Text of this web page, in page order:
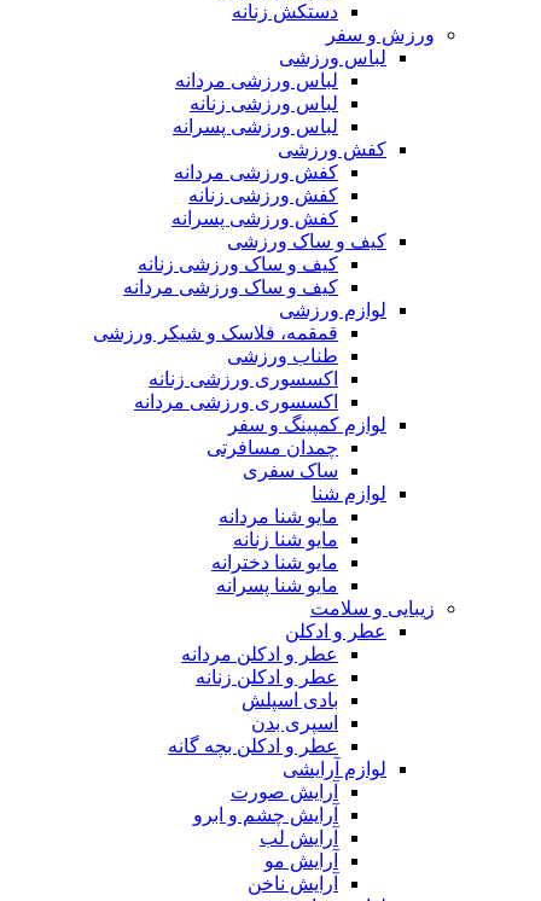
دستکش زنانه
ورزش و سفر
لباس ورزشی
لباس ورزشی مردانه
لباس ورزشی زنانه
لباس ورزشی پسرانه
کفش ورزشی
کفش ورزشی مردانه
کفش ورزشی زنانه
کفش ورزشی پسرانه
کیف و ساک ورزشی
کیف و ساک ورزشی زنانه
کیف و ساک ورزشی مردانه
لوازم ورزشی
قمقمه، فلاسک و شیکر ورزشی
طناب ورزشی
اکسسوری ورزشی زنانه
اکسسوری ورزشی مردانه
لوازم کمپینگ و سفر
چمدان مسافرتی
ساک سفری
لوازم شنا
مایو شنا مردانه
مایو شنا زنانه
مایو شنا دخترانه
مایو شنا پسرانه
زیبایی و سلامت
عطر و ادکلن
عطر و ادکلن مردانه
عطر و ادکلن زنانه
بادی اسپلش
اسپری بدن
عطر و ادکلن بچه گانه
لوازم آرایشی
آرایش صورت
آرایش چشم و ابرو
آرایش لب
آرایش مو
آرایش ناخن